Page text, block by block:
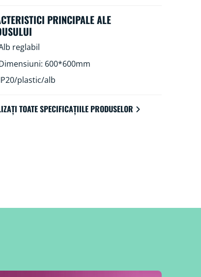
PRINCIPALE ALE
reglabil
600*600mm
plastic/alb
TOATE SPECIFICAȚIILE PRODUSELOR